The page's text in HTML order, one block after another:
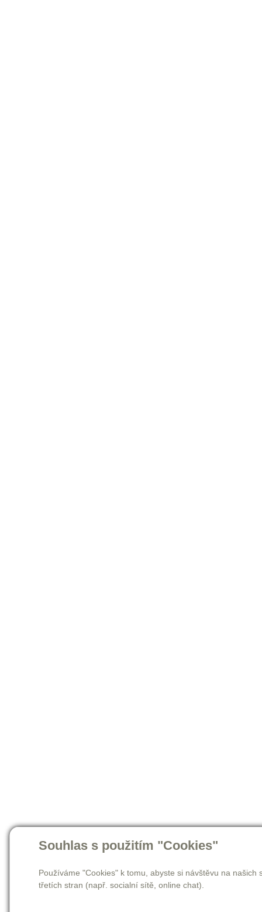
Souhlas s použitím "Cookies"
Používáme "Cookies" k tomu, abyste si návštěvu na
třetích stran (např. socialní sítě, online chat).